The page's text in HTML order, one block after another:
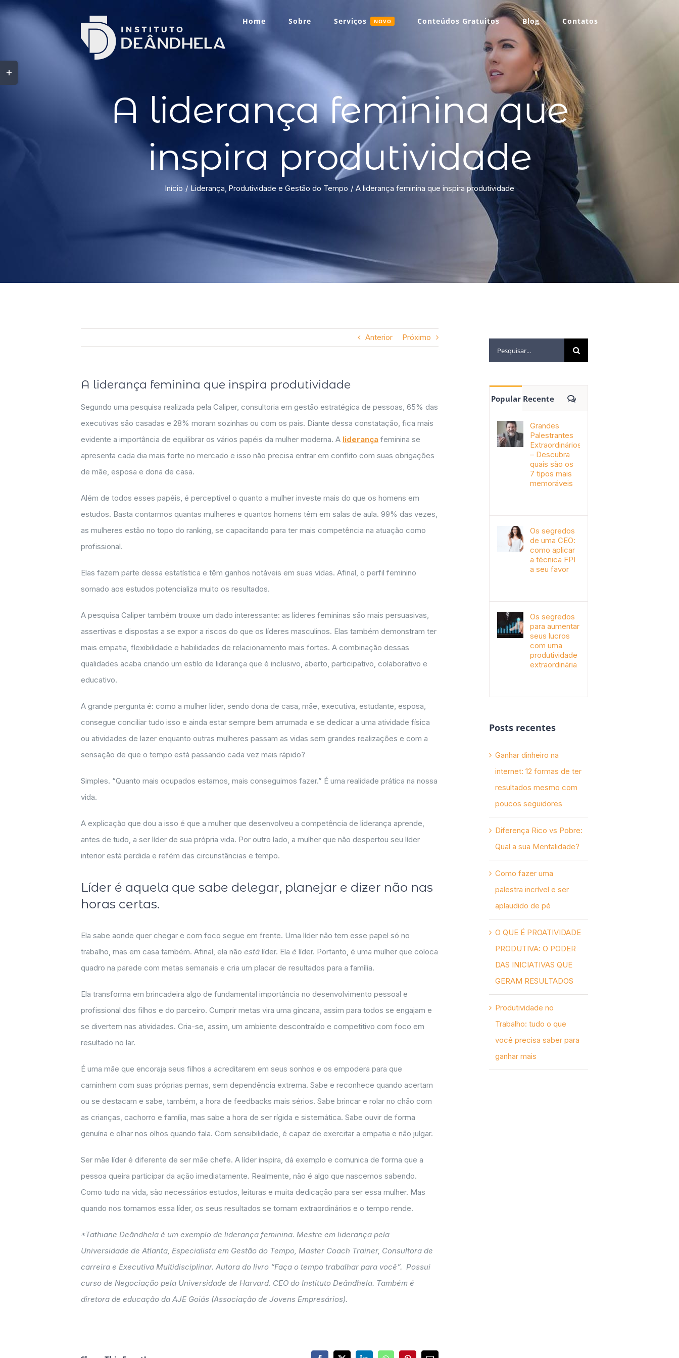
Home Sobre Serviços NOVO Conteúdos Gratuitos Blog Contatos
A liderança feminina que
inspira produtividade
Início Liderança Produtividade e Gestão do Tempo A liderança feminina que inspira produtividade
Anterior Próximo
A liderança feminina que inspira produtividade
Segundo uma pesquisa realizada pela Caliper, consultoria em gestão estratégica de pessoas, 65% das
executivas são casadas e 28% moram sozinhas ou com os pais. Diante dessa constatação, fica mais
evidente a importância de equilibrar os vários papéis da mulher moderna. A liderança feminina se
apresenta cada dia mais forte no mercado e isso não precisa entrar em conflito com suas obrigações
de mãe, esposa e dona de casa.
Além de todos esses papéis, é perceptível o quanto a mulher investe mais do que os homens em
estudos. Basta contarmos quantas mulheres e quantos homens têm em salas de aula. 99% das vezes,
as mulheres estão no topo do ranking, se capacitando para ter mais competência na atuação como
profissional.
Elas fazem parte dessa estatística e têm ganhos notáveis em suas vidas. Afinal, o perfil feminino
somado aos estudos potencializa muito os resultados.
A pesquisa Caliper também trouxe um dado interessante: as líderes femininas são mais persuasivas,
assertivas e dispostas a se expor a riscos do que os líderes masculinos. Elas também demonstram ter
mais empatia, flexibilidade e habilidades de relacionamento mais fortes. A combinação dessas
qualidades acaba criando um estilo de liderança que é inclusivo, aberto, participativo, colaborativo e
educativo.
A grande pergunta é: como a mulher líder, sendo dona de casa, mãe, executiva, estudante, esposa,
consegue conciliar tudo isso e ainda estar sempre bem arrumada e se dedicar a uma atividade física
ou atividades de lazer enquanto outras mulheres passam as vidas sem grandes realizações e com a
sensação de que o tempo está passando cada vez mais rápido?
Simples. “Quanto mais ocupados estamos, mais conseguimos fazer.” É uma realidade prática na nossa
vida.
A explicação que dou a isso é que a mulher que desenvolveu a competência de liderança aprende,
antes de tudo, a ser líder de sua própria vida. Por outro lado, a mulher que não despertou seu líder
interior está perdida e refém das circunstâncias e tempo.
Líder é aquela que sabe delegar, planejar e dizer não nas
horas certas.
Ela sabe aonde quer chegar e com foco segue em frente. Uma líder não tem esse papel só no
trabalho, mas em casa também. Afinal, ela não está líder. Ela é líder. Portanto, é uma mulher que coloca
quadro na parede com metas semanais e cria um placar de resultados para a família.
Ela transforma em brincadeira algo de fundamental importância no desenvolvimento pessoal e
profissional dos filhos e do parceiro. Cumprir metas vira uma gincana, assim para todos se engajam e
se divertem nas atividades. Cria-se, assim, um ambiente descontraído e competitivo com foco em
resultado no lar.
É uma mãe que encoraja seus filhos a acreditarem em seus sonhos e os empodera para que
caminhem com suas próprias pernas, sem dependência extrema. Sabe e reconhece quando acertam
ou se destacam e sabe, também, a hora de feedbacks mais sérios. Sabe brincar e rolar no chão com
as crianças, cachorro e família, mas sabe a hora de ser rígida e sistemática. Sabe ouvir de forma
genuína e olhar nos olhos quando fala. Com sensibilidade, é capaz de exercitar a empatia e não julgar.
Ser mãe líder é diferente de ser mãe chefe. A líder inspira, dá exemplo e comunica de forma que a
pessoa queira participar da ação imediatamente. Realmente, não é algo que nascemos sabendo.
Como tudo na vida, são necessários estudos, leituras e muita dedicação para ser essa mulher. Mas
quando nos tornamos essa líder, os seus resultados se tornam extraordinários e o tempo rende.
*Tathiane Deândhela é um exemplo de liderança feminina. Mestre em liderança pela
Universidade de Atlanta, Especialista em Gestão do Tempo, Master Coach Trainer, Consultora de
carreira e Executiva Multidisciplinar. Autora do livro “Faça o tempo trabalhar para você”. Possui
curso de Negociação pela Universidade de Harvard. CEO do Instituto Deândhela. Também é
diretora de educação da AJE Goiás (Associação de Jovens Empresários).
Popular Recente
Grandes
Palestrantes
Extraordinários
– Descubra
quais são os
7 tipos mais
memoráveis
Os segredos
de uma CEO:
como aplicar
a técnica FPI
a seu favor
Os segredos
para aumentar
seus lucros
com uma
produtividade
extraordinária
Posts recentes
Ganhar dinheiro na
internet: 12 formas de ter
resultados mesmo com
poucos seguidores
Diferença Rico vs Pobre:
Qual a sua Mentalidade?
Como fazer uma
palestra incrível e ser
aplaudido de pé
O QUE É PROATIVIDADE
PRODUTIVA: O PODER
DAS INICIATIVAS QUE
GERAM RESULTADOS
Produtividade no
Trabalho: tudo o que
você precisa saber para
ganhar mais